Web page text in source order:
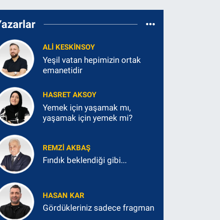
ALI KESKINSOY
Yeşil vatan hepimizin ortak
emanetidir
HASRET AKSOY
Yemek için yaşamak mı,
yaşamak için yemek mi?
REMZI AKBAŞ
Fındık beklendiği gibi...
HASAN KAR
Gördükleriniz sadece fragman